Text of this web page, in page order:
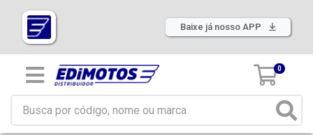
Baixe já nosso APP
0